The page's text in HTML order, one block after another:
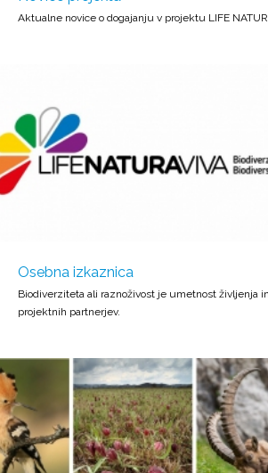
Aktualne novice o dogajanju v projektu LIFE
Osebna izkaznica
Biodiverziteta ali raznoživost je umetnost življenja
projektnih partnerjev.